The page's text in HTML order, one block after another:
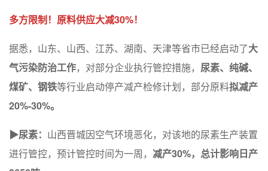
多方限制！原料供应大减30%！
据悉，山东、山西、江苏、湖南、天津等省市已经启动了大
气污染防治工作，对部分企业执行管控措施， 尿素、纯碱、
煤矿、钢铁等行业启动停产减产检修计划，部分原料拟减产
20%-30%。
▶尿素： 山西晋城因空气环境恶化，对该地的尿素生产装置
进行管控，预计管控时间为一周， 减产30%，总计影响日产